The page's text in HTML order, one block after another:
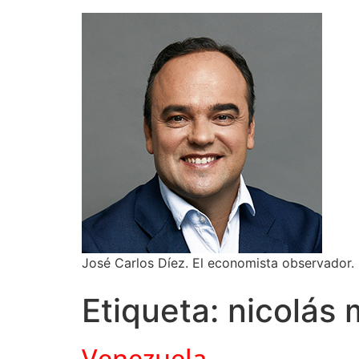
José Carlos Díez. El economista observador.
Etiqueta: nicolás